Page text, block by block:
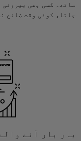
ساتھ۔ کسی بھی بیرونی
جاتا، کوئی وقت ضائع
بار بار آنے